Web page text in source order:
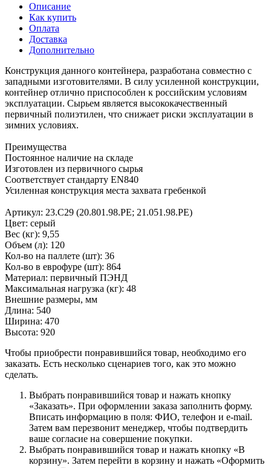
Описание
Как купить
Оплата
Доставка
Дополнительно
Конструкция данного контейнера, разработана совместно с
западными изготовителями. В силу усиленной конструкции,
контейнер отлично приспособлен к российским условиям
эксплуатации. Сырьем является высококачественный
первичный полиэтилен, что снижает риски эксплуатации в
зимних условиях.
Преимущества
Постоянное наличие на складе
Изготовлен из первичного сырья
Соответствует стандарту EN840
Усиленная конструкция места захвата гребенкой
Артикул: 23.C29 (20.801.98.PE; 21.051.98.PE)
Цвет: серый
Вес (кг): 9,55
Объем (л): 120
Кол-во на паллете (шт): 36
Кол-во в еврофуре (шт): 864
Материал: первичный ПЭНД
Максимальная нагрузка (кг): 48
Внешние размеры, мм
Длина: 540
Ширина: 470
Высота: 920
Чтобы приобрести понравившийся товар, необходимо его
заказать. Есть несколько сценариев того, как это можно
сделать.
Выбрать понравившийся товар и нажать кнопку
«Заказать». При оформлении заказа заполнить форму.
Вписать информацию в поля: ФИО, телефон и e-mail.
Затем вам перезвонит менеджер, чтобы подтвердить
ваше согласие на совершение покупки.
Выбрать понравившийся товар и нажать кнопку «В
корзину». Затем перейти в корзину и нажать «Оформить